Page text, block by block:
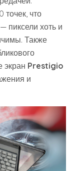
точек, что
пиксели хоть и
Также
экран Prestigio
и